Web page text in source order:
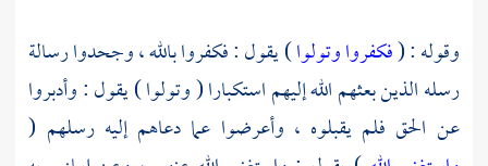
وقوله : (فكفروا وتولوا) يقول : فكفروا بالله ، وجحدوا رسالة
رسله الذين بعثهم الله إليهم استكبارا ( وتولوا ) يقول : وأدبروا
عن الحق فلم يقبلوه ، وأعرضوا عما دعاهم إليه رسلهم (